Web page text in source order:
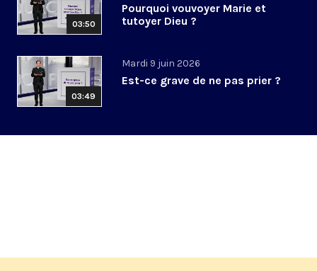
03:50
Pourquoi vouvoyer Marie et
tutoyer Dieu ?
03:49
Mardi 9 juin 2026
Est-ce grave de ne pas prier ?